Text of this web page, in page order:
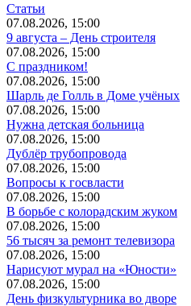
Статьи
07.08.2026, 15:00
9 августа – День строителя
07.08.2026, 15:00
С праздником!
07.08.2026, 15:00
Шарль де Голль в Доме учёных
07.08.2026, 15:00
Нужна детская больница
07.08.2026, 15:00
Дублёр трубопровода
07.08.2026, 15:00
Вопросы к госвласти
07.08.2026, 15:00
В борьбе с колорадским жуком
07.08.2026, 15:00
56 тысяч за ремонт телевизора
07.08.2026, 15:00
Нарисуют мурал на «Юности»
07.08.2026, 15:00
День физкультурника во дворе